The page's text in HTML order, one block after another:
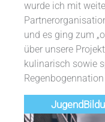
wurde ich mit
und es ging zum
über unsere
kulinarisch sowie